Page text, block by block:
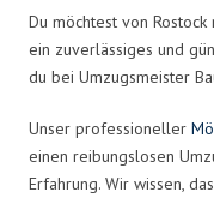
Du möchtest von
ein zuverlässiges und
du bei Umzugsmeister
Unser professioneller
einen reibungslosen
Erfahrung. Wir wissen,